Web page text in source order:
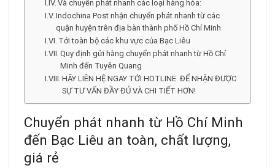
Và chuyển phát nhanh các loại hàng hóa:
Indochina Post nhận chuyển phát nhanh từ các
quận huyện trên địa bàn thành phố Hồ Chí Minh
Tới toàn bộ các khu vực của Bạc Liêu
Quy định gửi hàng chuyển phát nhanh từ Hồ Chí
Minh đến Tuyên Quang
HÃY LIÊN HỆ NGAY TỚI HOTLINE ĐỂ NHẬN ĐƯỢC
SỰ TƯ VẤN ĐẦY ĐỦ VÀ CHI TIẾT HƠN!
Chuyển phát nhanh từ Hồ Chí Minh
đến Bạc Liêu an toàn, chất lượng,
giá rẻ